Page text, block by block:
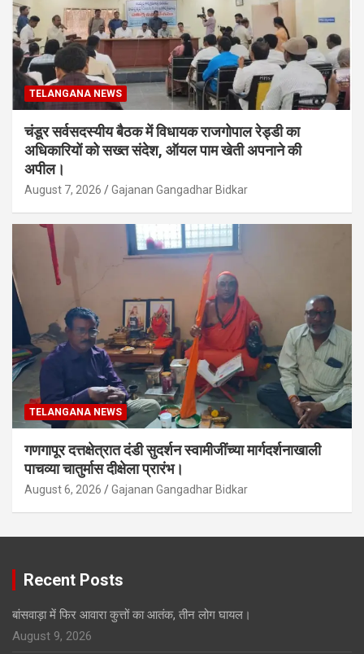
TELANGANA NEWS
चंडूर सर्वसदस्यीय बैठक में विधायक राजगोपाल रेड्डी का
अधिकारियों को सख्त संदेश, ऑयल पाम खेती अपनाने की
अपील।
August 7, 2026 Gajanan Gangadhar Bidkar
TELANGANA NEWS
गणगापूर दत्तक्षेत्रात दंडी सुदर्शन स्वामीजींच्या मार्गदर्शनाखाली
पाचव्या चातुर्मास दीक्षेला प्रारंभ।
August 6, 2026 Gajanan Gangadhar Bidkar
Recent Posts
बांसवाड़ा में फिर आवारा कुत्तों का आतंक, तीन लोग घायल।
August 9, 2026